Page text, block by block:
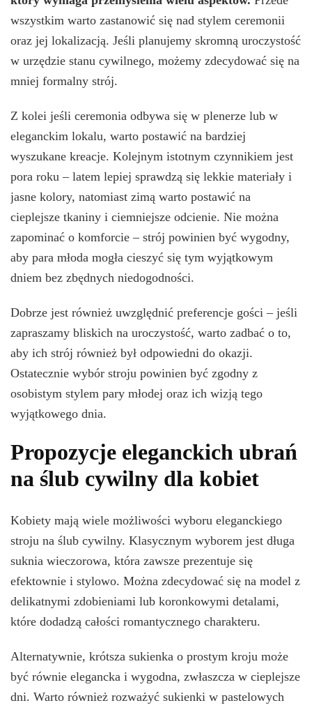
wszystkim warto zastanowić się nad stylem ceremonii
oraz jej lokalizacją. Jeśli planujemy skromną uroczystość
w urzędzie stanu cywilnego, możemy zdecydować się na
mniej formalny strój.
Z kolei jeśli ceremonia odbywa się w plenerze lub w
eleganckim lokalu, warto postawić na bardziej
wyszukane kreacje. Kolejnym istotnym czynnikiem jest
pora roku – latem lepiej sprawdzą się lekkie materiały i
jasne kolory, natomiast zimą warto postawić na
cieplejsze tkaniny i ciemniejsze odcienie. Nie można
zapominać o komforcie – strój powinien być wygodny,
aby para młoda mogła cieszyć się tym wyjątkowym
dniem bez zbędnych niedogodności.
Dobrze jest również uwzględnić preferencje gości – jeśli
zapraszamy bliskich na uroczystość, warto zadbać o to,
aby ich strój również był odpowiedni do okazji.
Ostatecznie wybór stroju powinien być zgodny z
osobistym stylem pary młodej oraz ich wizją tego
wyjątkowego dnia.
Propozycje eleganckich ubrań
na ślub cywilny dla kobiet
Kobiety mają wiele możliwości wyboru eleganckiego
stroju na ślub cywilny. Klasycznym wyborem jest długa
suknia wieczorowa, która zawsze prezentuje się
efektownie i stylowo. Można zdecydować się na model z
delikatnymi zdobieniami lub koronkowymi detalami,
które dodadzą całości romantycznego charakteru.
Alternatywnie, krótsza sukienka o prostym kroju może
być równie elegancka i wygodna, zwłaszcza w cieplejsze
dni. Warto również rozważyć sukienki w pastelowych